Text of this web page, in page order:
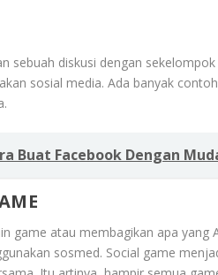
sebuah diskusi dengan
sosial media. Ada banyak
Buat Facebook Dengan
game atau membagikan apa
sosmed. Social game